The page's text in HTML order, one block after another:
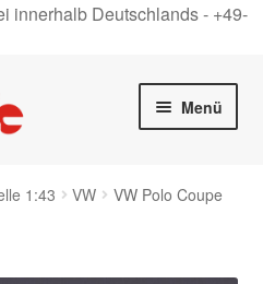
innerhalb Deutschlands - +49-
Menü
1:43 VW
VW Polo Coupe